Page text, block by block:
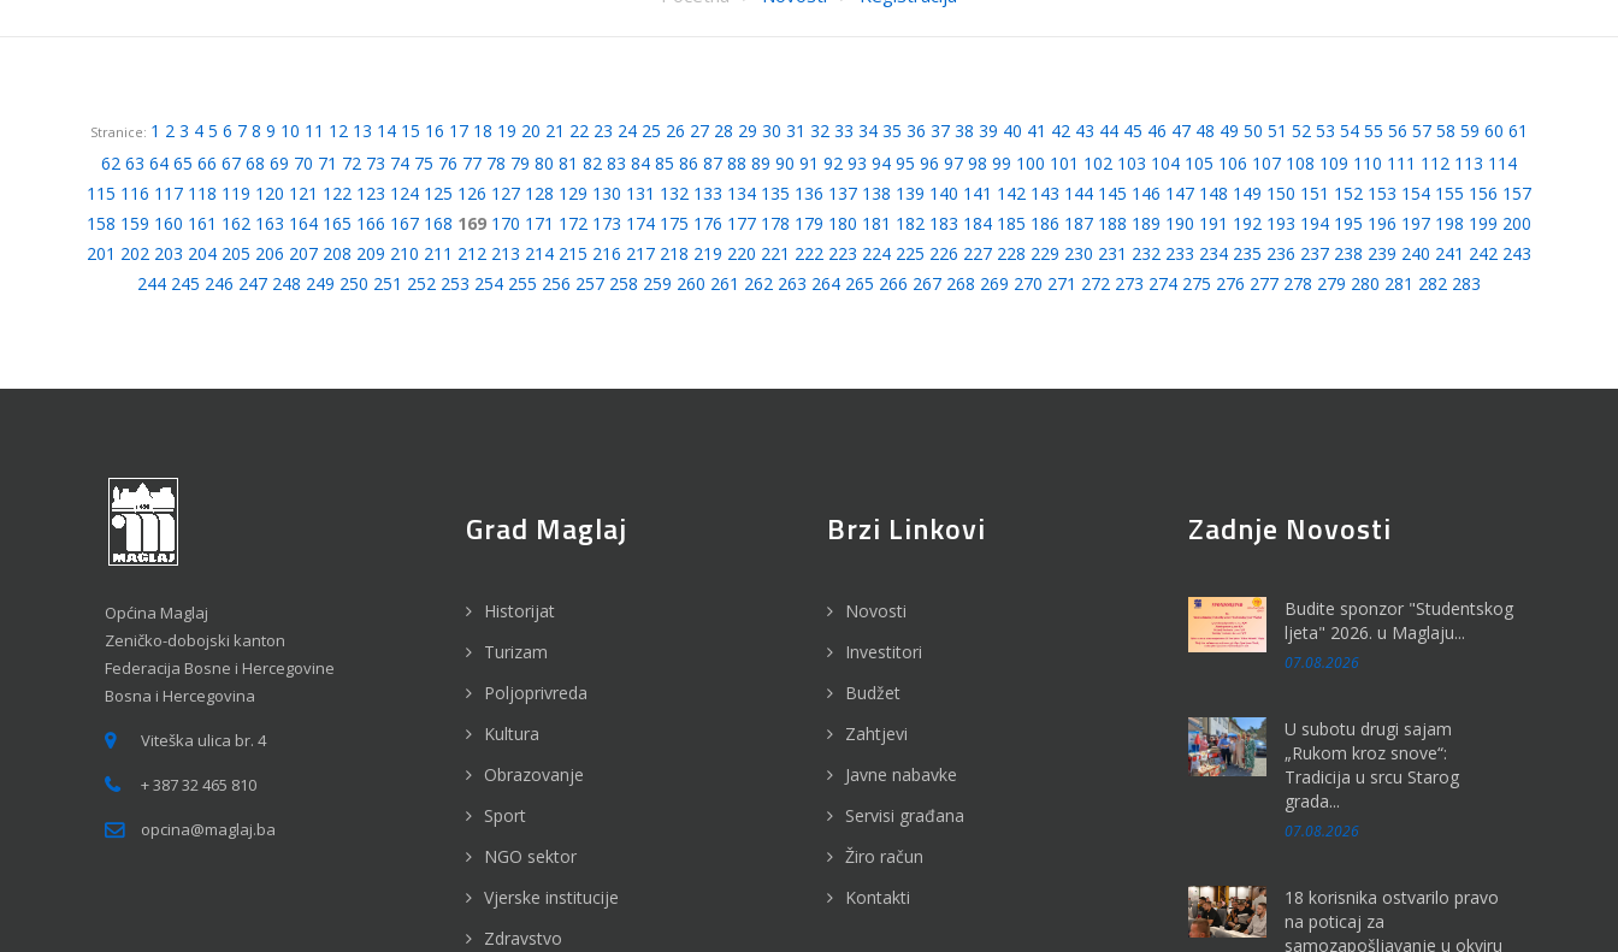
Stranice: 1 2 3 4 5 6 7 8 9 10 11 12 13 14 15 16 17 18 19 20 21 22 23 24 25 26 27 28 29 30 31 32 33 34 35 36 37 38 39 40 41 42 43 44 45 46 47 48 49 50 51 52 53 54 55 56 57 58 59 60 61
62 63 64 65 66 67 68 69 70 71 72 73 74 75 76 77 78 79 80 81 82 83 84 85 86 87 88 89 90 91 92 93 94 95 96 97 98 99 100 101 102 103 104 105 106 107 108 109 110 111 112 113 114
115 116 117 118 119 120 121 122 123 124 125 126 127 128 129 130 131 132 133 134 135 136 137 138 139 140 141 142 143 144 145 146 147 148 149 150 151 152 153 154 155 156 157
158 159 160 161 162 163 164 165 166 167 168 169 170 171 172 173 174 175 176 177 178 179 180 181 182 183 184 185 186 187 188 189 190 191 192 193 194 195 196 197 198 199 200
201 202 203 204 205 206 207 208 209 210 211 212 213 214 215 216 217 218 219 220 221 222 223 224 225 226 227 228 229 230 231 232 233 234 235 236 237 238 239 240 241 242 243
244 245 246 247 248 249 250 251 252 253 254 255 256 257 258 259 260 261 262 263 264 265 266 267 268 269 270 271 272 273 274 275 276 277 278 279 280 281 282 283
Općina Maglaj
Zeničko-dobojski kanton
Federacija Bosne i Hercegovine
Bosna i Hercegovina
Viteška ulica br. 4
+ 387 32 465 810
opcina@maglaj.ba
Grad Maglaj
Historijat
Turizam
Poljoprivreda
Kultura
Obrazovanje
Sport
NGO sektor
Vjerske institucije
Zdravstvo
Brzi Linkovi
Novosti
Investitori
Budžet
Zahtjevi
Javne nabavke
Servisi građana
Žiro račun
Kontakti
Zadnje Novosti
Budite sponzor "Studentskog
ljeta" 2026. u Maglaju...
07.08.2026
U subotu drugi sajam
„Rukom kroz snove“:
Tradicija u srcu Starog
grada...
07.08.2026
18 korisnika ostvarilo pravo
na poticaj za
samozapošljavanje u okviru